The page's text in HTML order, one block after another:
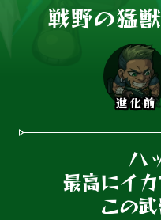
戦野の猛
進化前
ハ
最高にイ
この